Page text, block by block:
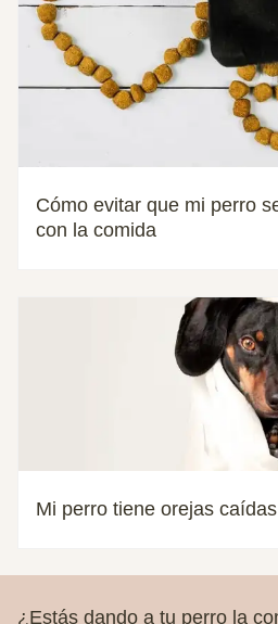
Cómo evitar que mi perro
con la comida
Mi perro tiene orejas
¿Estás dando a tu perro la